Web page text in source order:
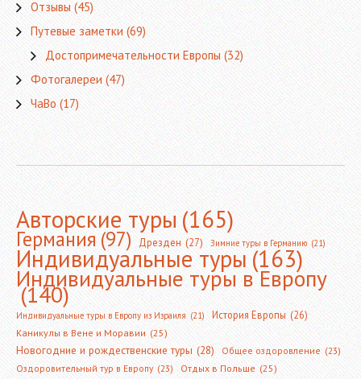
Отзывы(45)
Путевые заметки(69)
Достопримечательности Европы(32)
Фотогалереи(47)
ЧаВо(17)
Авторские туры(165)
Германия(97) Дрезден (27) Зимние туры в Германию (21)
Индивидуальные туры(163)
Индивидуальные туры в Европу
(140)
Индивидуальные туры в Европу из Израиля (21) История Европы (26)
Каникулы в Вене и Моравии (25)
Новогодние и рождественские туры (28) Общее оздоровление (23)
Оздоровительный тур в Европу (23) Отдых в Польше (25)